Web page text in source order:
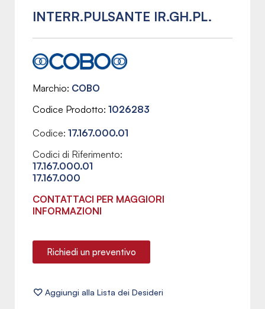
INTERR.PULSANTE IR.GH.PL.
Marchio COBO
Codice Prodotto 1026283
Codice: 17.167.000.01
Codici di Riferimento:
17.167.000.01
17.167.000
CONTATTACI PER MAGGIORI
INFORMAZIONI
Richiedi un preventivo